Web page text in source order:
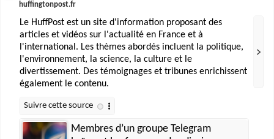
huffingtonpost.fr
Le HuffPost est un site d'information proposant des
articles et vidéos sur l'actualité en France et à
l'international. Les thèmes abordés incluent la politique,
l'environnement, la science, la culture et le
divertissement. Des témoignages et tribunes enrichissent
également le contenu.
Membres d’un groupe Telegram